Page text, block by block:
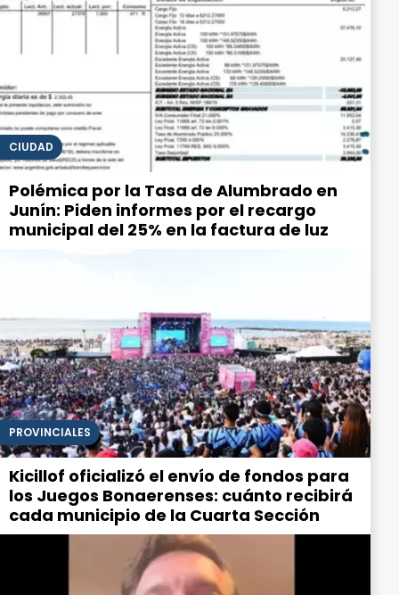
CIUDAD
Polémica por la Tasa de Alumbrado en
Junín: Piden informes por el recargo
municipal del 25% en la factura de luz
PROVINCIALES
Kicillof oficializó el envío de fondos para
los Juegos Bonaerenses: cuánto recibirá
cada municipio de la Cuarta Sección